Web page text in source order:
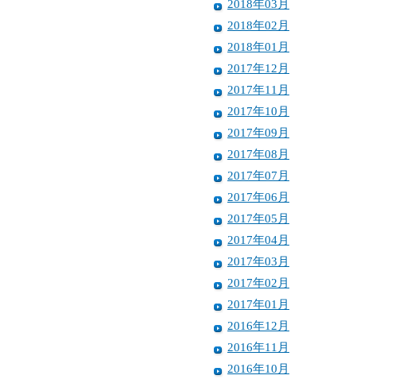
2018年03月
2018年02月
2018年01月
2017年12月
2017年11月
2017年10月
2017年09月
2017年08月
2017年07月
2017年06月
2017年05月
2017年04月
2017年03月
2017年02月
2017年01月
2016年12月
2016年11月
2016年10月